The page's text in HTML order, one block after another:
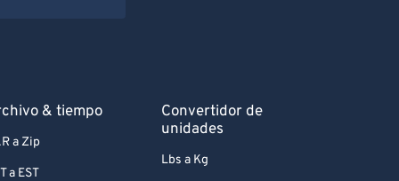
& tiempo
a Zip
a EST
Convertidor de
unidades
Lbs a Kg